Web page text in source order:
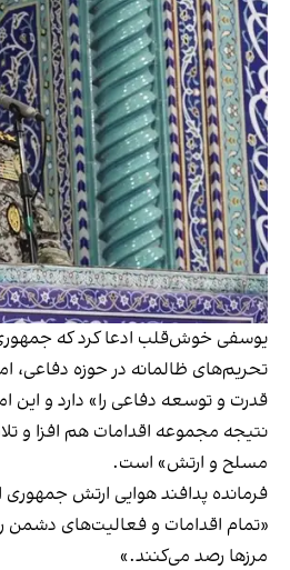
یوسفی خوش‌قلب ادعا کرد که
تحریم‌های ظالمانه در حوزه دفاعی،
قدرت و توسعه دفاعی را» دارد و این
نتیجه مجموعه اقدامات هم افزا و
مسلح و ارتش» است.
فرمانده پدافند هوایی ارتش
«تمام اقدامات و فعالیت‌های دشمن را
مرز‌ها رصد می‌کنند.»